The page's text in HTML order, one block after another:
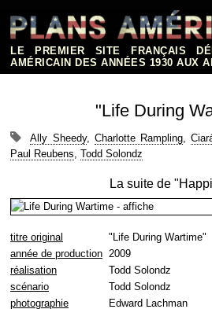
contenu
LE PREMIER SITE FRANÇAIS
AMÉRICAIN DES ANNÉES 1930 AUX
"Life During
Ally Sheedy, Charlotte Rampling,
Paul Reubens, Todd Solondz
La suite de
titre original
"Life During Wartime"
année de production 2009
réalisation
Todd Solondz
scénario
Todd Solondz
photographie
Edward Lachman